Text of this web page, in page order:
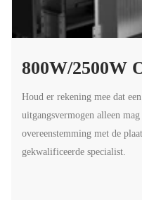
800W/2500W
Houd er rekening mee dat
uitgangsvermogen alleen
overeenstemming met de
gekwalificeerde specialist.